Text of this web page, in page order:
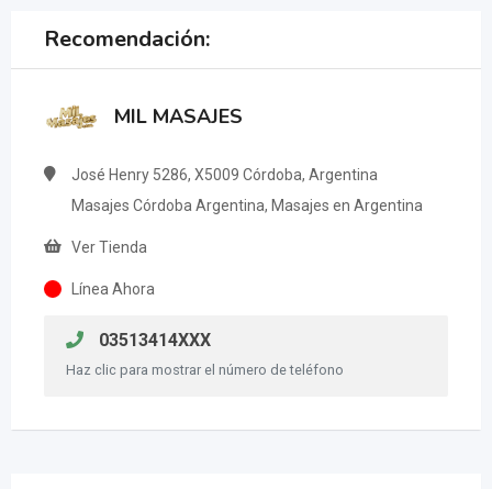
Recomendación:
MIL MASAJES
José Henry 5286, X5009 Córdoba, Argentina
Masajes Córdoba Argentina, Masajes en Argentina
Ver Tienda
Línea Ahora
03513414XXX
Haz clic para mostrar el número de teléfono